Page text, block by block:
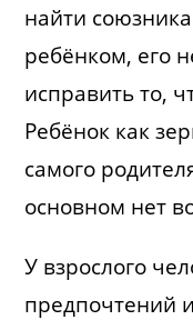
найти
ребёнком, его
исправить то,
Ребёнок как
самого
основном нет
У взрослого
предпочтений